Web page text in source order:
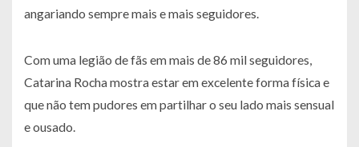
angariando sempre mais e mais seguidores.
Com uma legião de fãs em mais de 86 mil seguidores,
Catarina Rocha mostra estar em excelente forma física e
que não tem pudores em partilhar o seu lado mais sensual
e ousado.